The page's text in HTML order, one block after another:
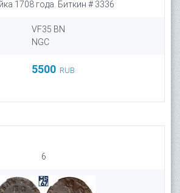
1708 года. Биткин # 3336
VF35 BN
NGC
5500 RUB
6